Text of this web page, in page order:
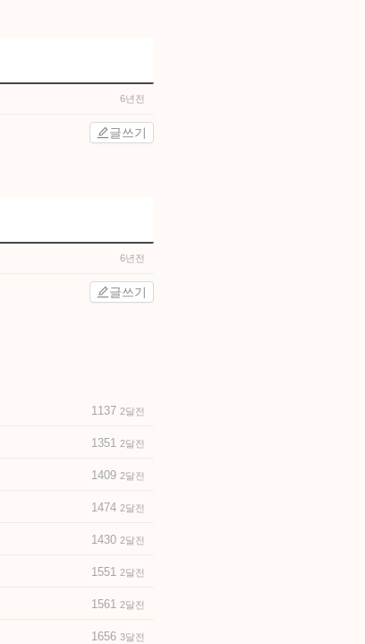
6년전
글쓰기
6년전
글쓰기
1137 2달전
1351 2달전
1409 2달전
1474 2달전
1430 2달전
1551 2달전
1561 2달전
1656 3달전